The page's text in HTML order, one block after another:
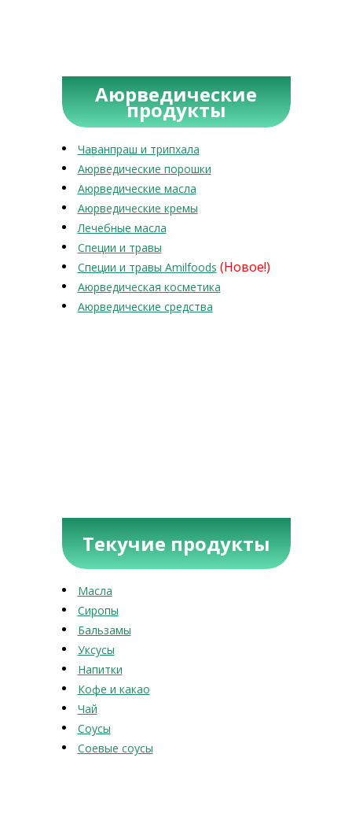
Аюрведические
продукты
Чаванпраш и трипхала
Аюрведические порошки
Аюрведические масла
Аюрведические кремы
Лечебные масла
Специи и травы
Специи и травы Amilfoods (Новое!)
Аюрведическая косметика
Аюрведические средства
Текучие продукты
Масла
Сиропы
Бальзамы
Уксусы
Напитки
Кофе и какао
Чай
Соусы
Соевые соусы